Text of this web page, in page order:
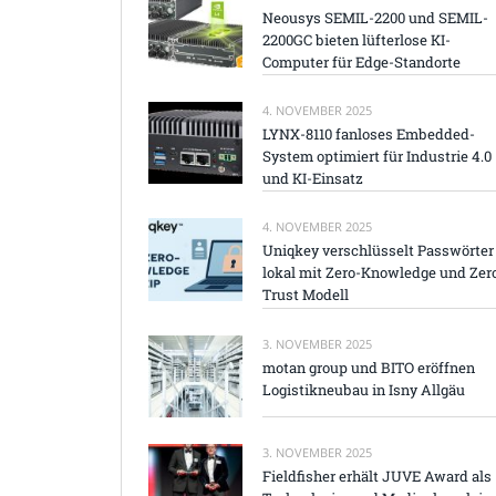
Neousys SEMIL-2200 und SEMIL-
2200GC bieten lüfterlose KI-
Computer für Edge-Standorte
4. NOVEMBER 2025
LYNX-8110 fanloses Embedded-
System optimiert für Industrie 4.0
und KI-Einsatz
4. NOVEMBER 2025
Uniqkey verschlüsselt Passwörter
lokal mit Zero-Knowledge und
Trust Modell
3. NOVEMBER 2025
motan group und BITO eröffnen
Logistikneubau in Isny Allgäu
3. NOVEMBER 2025
Fieldfisher erhält JUVE Award als